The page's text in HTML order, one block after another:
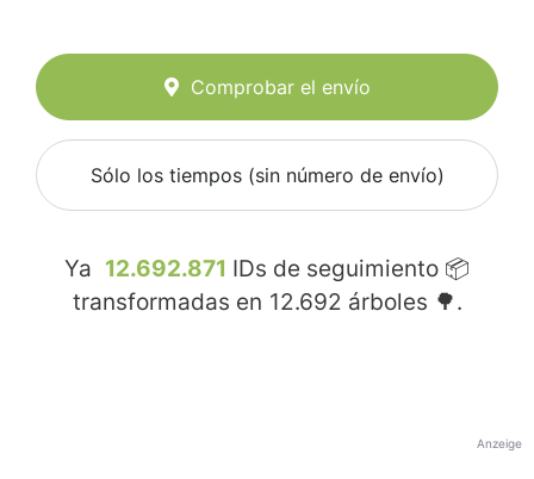
Comprobar el envío
Sólo los tiempos (sin número de envío)
Ya 12.692.871 IDs de seguimiento 📦
transformadas en 12.692 árboles 🌳.
Anzeige